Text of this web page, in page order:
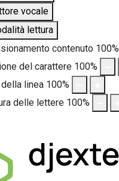
vocale
lettura
contenuto 100%
del carattere 100%
linea 100%
delle lettere 100%